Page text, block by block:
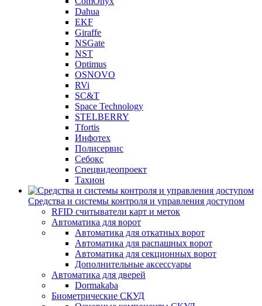
Dahua
EKF
Giraffe
NSGate
NST
Optimus
OSNOVO
RVi
SC&T
Space Technology
STELBERRY
Tfortis
Инфотех
Полисервис
Себокс
Спецвидеопроект
Тахион
Средства и системы контроля и управления доступом
RFID считыватели карт и меток
Автоматика для ворот
Автоматика для откатных ворот
Автоматика для распашных ворот
Автоматика для секционных ворот
Дополнительные аксессуары
Автоматика для дверей
Dormakaba
Биометрические СКУД